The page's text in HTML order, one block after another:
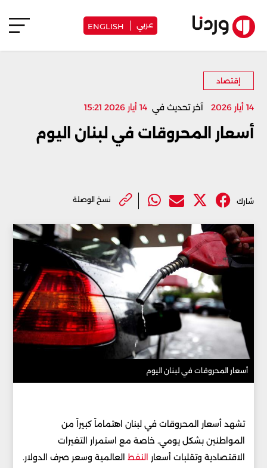
عربي ENGLISH
إقتصاد
14 أيار 2026 آخر تحديث في 14 أيار 2026 15:21
أسعار المحروقات في لبنان اليوم
شارك نسخ الوصلة
أسعار المحروقات في لبنان اليوم
تشهد أسعار المحروقات في لبنان اهتماماً كبيراً من
المواطنين بشكل يومي. خاصة مع استمرار التغيرات
الاقتصادية وتقلبات أسعار النفط العالمية وسعر صرف الدولار.